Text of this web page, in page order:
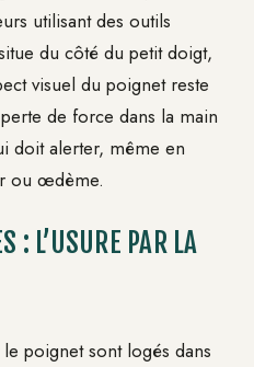
utilisant des outils
du côté du petit doigt,
visuel du poignet reste
de force dans la main
doit alerter, même en
ou œdème.
: L’USURE PAR LA
poignet sont logés dans